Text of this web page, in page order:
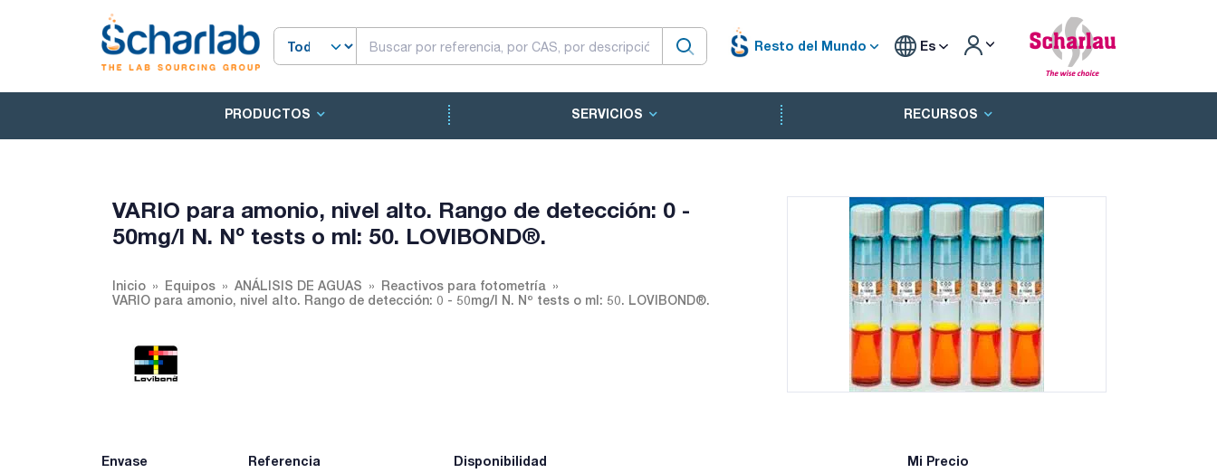
Resto del Mundo Es
PRODUCTOS SERVICIOS RECURSOS
VARIO para amonio, nivel alto. Rango de detección: 0 -
50mg/l N. Nº tests o ml: 50. LOVIBOND®.
Inicio Equipos ANÁLISIS DE AGUAS
Reactivos para fotometría
VARIO para amonio, nivel alto. Rango de detección: 0 - 50mg/l N. Nº tests o ml: 50. LOVIBOND®.
Envase Referencia Disponibilidad Mi Precio